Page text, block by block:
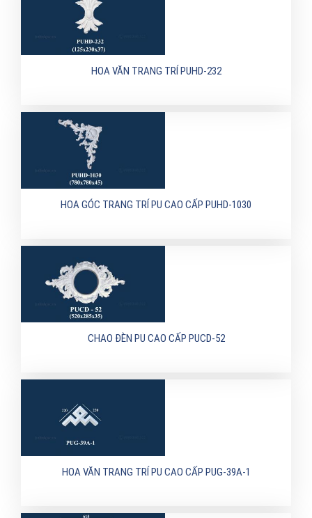
HOA VĂN TRANG TRÍ PUHD-232
HOA GÓC TRANG TRÍ PU CAO CẤP PUHD-1030
CHAO ĐÈN PU CAO CẤP PUCD-52
HOA VĂN TRANG TRÍ PU CAO CẤP PUG-39A-1